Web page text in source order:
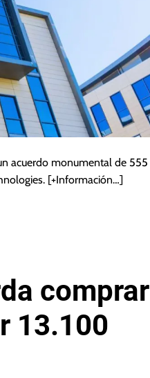
acuerdo monumental de 555
[+Información…]
comprar
13.100